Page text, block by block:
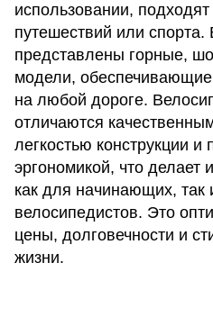
использовании,
путешествий или спорта.
представлены горные,
модели,
на любой дороге.
отличаются
легкостью конструкции и
эргономикой, что
как для начинающих,
велосипедистов. Это
цены, долговечности и
жизни.